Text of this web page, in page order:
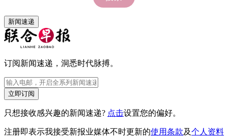
新闻速递
订阅新闻速递，洞悉时代脉搏。
立即订阅
只想接收感兴趣的新闻速递? 点击设置您的偏好。
注册即表示我接受新报业媒体不时更新的使用条款及个人资料